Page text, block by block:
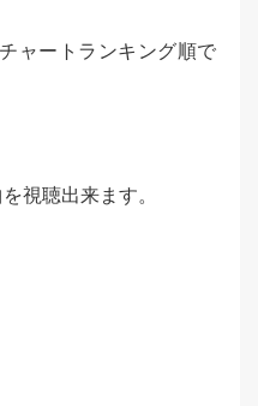
ャートランキング順で
視聴出来ます。